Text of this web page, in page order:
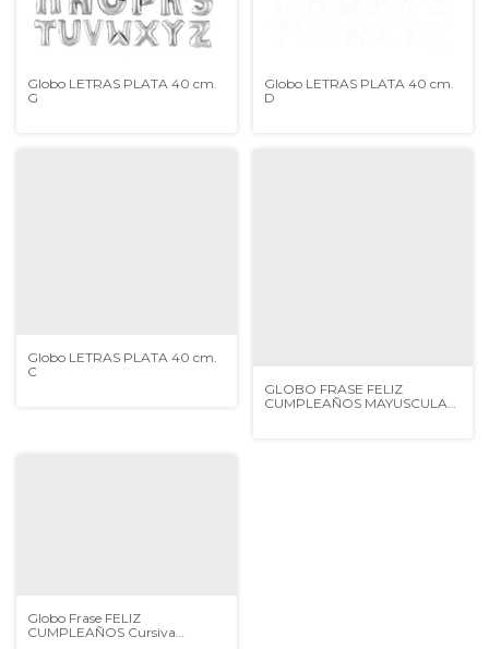
Globo LETRAS PLATA 40 cm.
G
Globo LETRAS PLATA 40 cm.
D
Globo LETRAS PLATA 40 cm.
C
GLOBO FRASE FELIZ
CUMPLEAÑOS MAYUSCULA
Globo Frase FELIZ
CUMPLEAÑOS Cursiva